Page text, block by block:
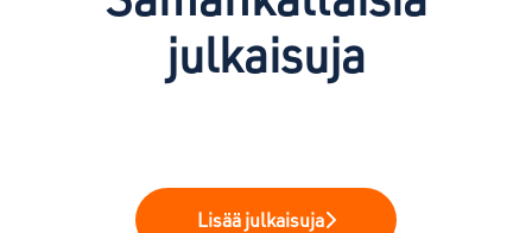
julkaisuja
Uratarina: Aleksi -
Mekaniikkasuunnittelun helmiä
Uratarina: Tero ja softamaailma
Uratarina: Petri - Creo Toolsin
Lisää julkaisuja